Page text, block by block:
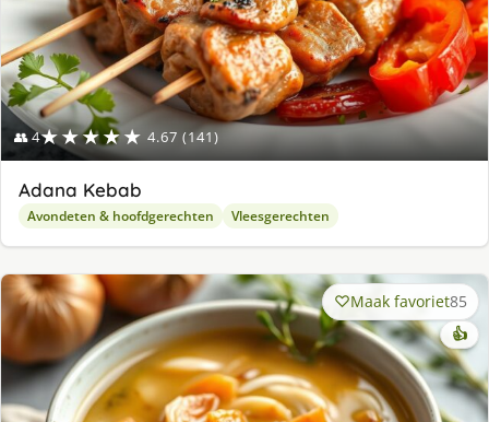
👥 4★★★★★ 4.67 (141)
Adana Kebab
Avondeten & hoofdgerechten Vleesgerechten
Maak favoriet85
👍